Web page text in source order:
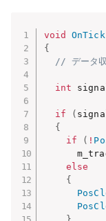
void OnTick
{
// データ
int
if (
{
if
( !
else
{